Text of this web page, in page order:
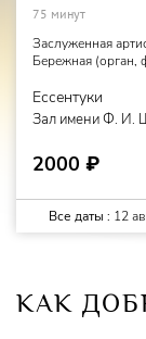
75 минут
Заслуженная
Бережная (орган,
Ессентуки
Зал имени Ф. И.
2000 ₽
Все даты : 12
КАК